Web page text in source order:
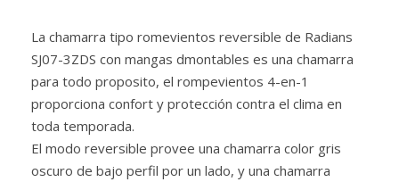
La chamarra tipo romevientos reversible de Radians
SJ07-3ZDS con mangas dmontables es una chamarra
para todo proposito, el rompevientos 4-en-1
proporciona confort y protección contra el clima en
toda temporada.
El modo reversible provee una chamarra color gris
oscuro de bajo perfil por un lado, y una chamarra